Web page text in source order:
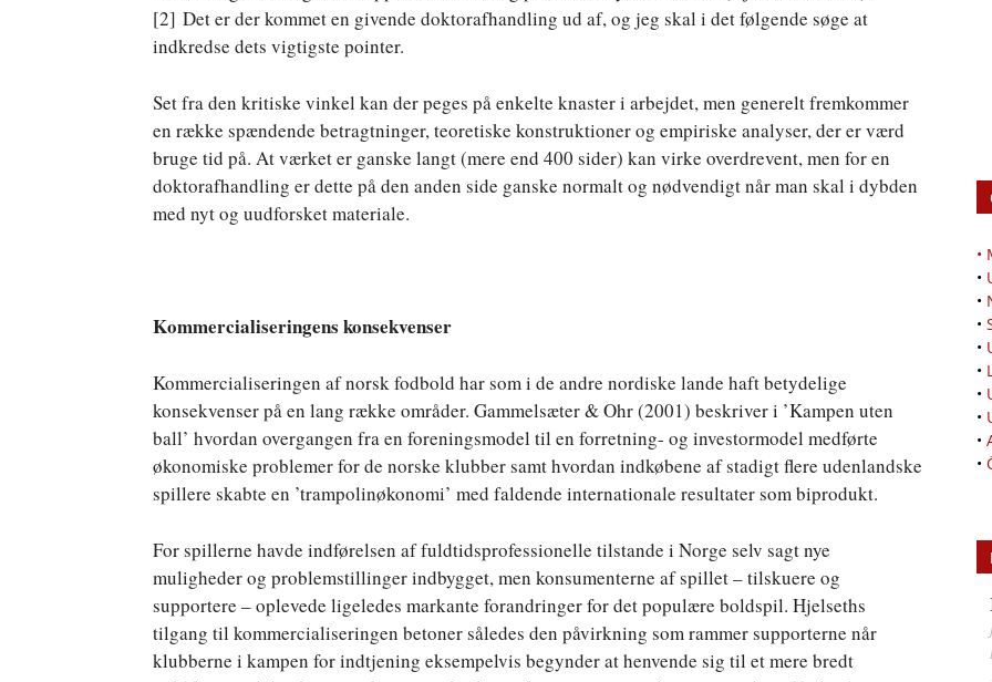
[2] Det er der kommet en givende doktorafhandling ud af, og jeg skal i det følgende søge at
indkredse dets vigtigste pointer.
Set fra den kritiske vinkel kan der peges på enkelte knaster i arbejdet, men generelt fremkommer
en række spændende betragtninger, teoretiske konstruktioner og empiriske analyser, der er værd
bruge tid på. At værket er ganske langt (mere end 400 sider) kan virke overdrevent, men for en
doktorafhandling er dette på den anden side ganske normalt og nødvendigt når man skal i dybden
med nyt og uudforsket materiale.
Kommercialiseringens konsekvenser
Kommercialiseringen af norsk fodbold har som i de andre nordiske lande haft betydelige
konsekvenser på en lang række områder. Gammelsæter & Ohr (2001) beskriver i ’Kampen uten
ball’ hvordan overgangen fra en foreningsmodel til en forretning- og investormodel medførte
økonomiske problemer for de norske klubber samt hvordan indkøbene af stadigt flere udenlandske
spillere skabte en ’trampolinøkonomi’ med faldende internationale resultater som biprodukt.
For spillerne havde indførelsen af fuldtidsprofessionelle tilstande i Norge selv sagt nye
muligheder og problemstillinger indbygget, men konsumenterne af spillet – tilskuere og
supportere – oplevede ligeledes markante forandringer for det populære boldspil. Hjelseths
tilgang til kommercialiseringen betoner således den påvirkning som rammer supporterne når
klubberne i kampen for indtjening eksempelvis begynder at henvende sig til et mere bredt
•
•
•
•
•
•
•
•
•
•